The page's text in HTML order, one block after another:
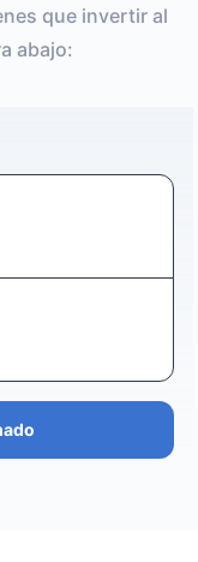
que invertir al
abajo: